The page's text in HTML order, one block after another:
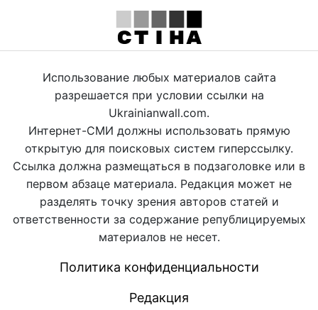
Использование любых материалов сайта
разрешается при условии ссылки на
Ukrainianwall.com.
Интернет-СМИ должны использовать прямую
открытую для поисковых систем гиперссылку.
Ссылка должна размещаться в подзаголовке или в
первом абзаце материала. Редакция может не
разделять точку зрения авторов статей и
ответственности за содержание републицируемых
материалов не несет.
Политика конфиденциальности
Редакция